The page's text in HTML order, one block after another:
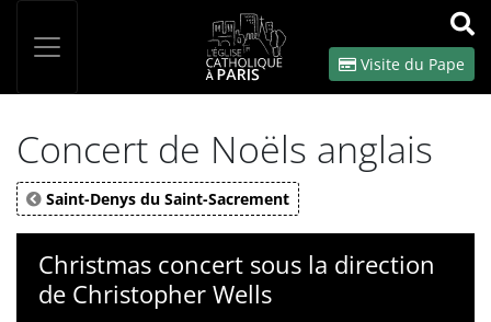
OK
Visite du Pape
Concert de Noëls anglais
Saint-Denys du Saint-Sacrement
Christmas concert sous la direction
de Christopher Wells
Panneau de gestion des cookies